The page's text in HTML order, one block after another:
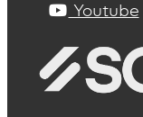
Youtube